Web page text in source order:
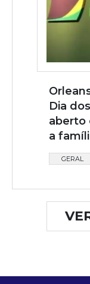
Dia
aberto
a
GERAL